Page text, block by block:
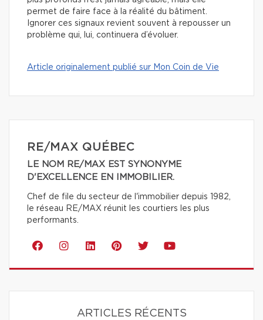
permet de faire face à la réalité du bâtiment.
Ignorer ces signaux revient souvent à repousser un
problème qui, lui, continuera d’évoluer.
Article originalement publié sur Mon Coin de Vie
RE/MAX QUÉBEC
LE NOM RE/MAX EST SYNONYME
D'EXCELLENCE EN IMMOBILIER.
Chef de file du secteur de l'immobilier depuis 1982,
le réseau RE/MAX réunit les courtiers les plus
performants.
ARTICLES RÉCENTS